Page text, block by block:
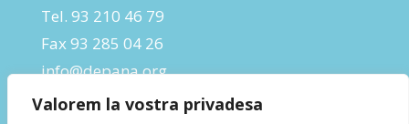
Valorem la vostra privadesa
Tel. 93 210 46 79
Fax 93 285 04 26
info@depana.org